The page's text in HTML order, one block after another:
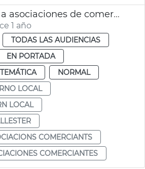
Ayudas 2025 a asociaciones de comerciantes València
1 año
TODAS LAS AUDIENCIAS
EN PORTADA
NORMAL
LOCAL
LOCAL
COMERCIANTS
COMERCIANTES